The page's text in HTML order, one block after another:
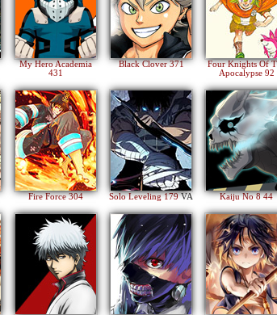
My Hero Academia
431
Black Clover 371
Four Knights Of
Apocalypse 92
Fire Force 304 Solo Leveling 179VA Kaiju No 8 44